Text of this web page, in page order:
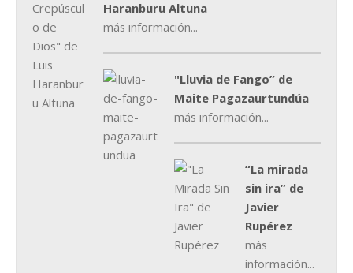
Haranburu Altuna
más información...
"Lluvia de Fango” de
Maite Pagazaurtundúa
más información...
“La mirada
sin ira” de
Javier
Rupérez
más
información...